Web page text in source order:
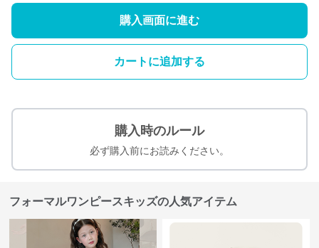
購入画面に進む
カートに追加する
購入時のルール
必ず購入前にお読みください。
フォーマルワンピースキッズの人気アイテム